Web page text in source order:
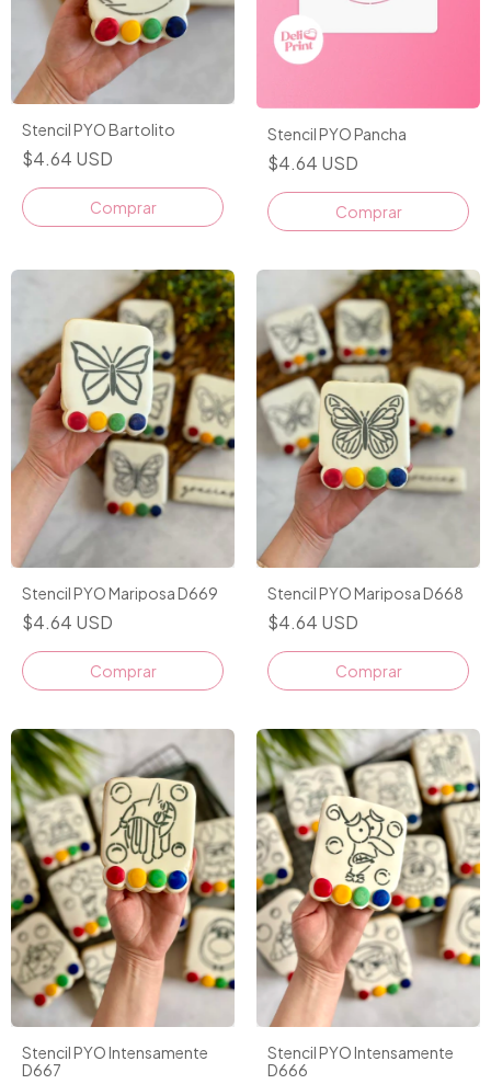
Stencil PYO Bartolito
$4.64 USD
Comprar
Stencil PYO Pancha
$4.64 USD
Comprar
Stencil PYO Mariposa D669
$4.64 USD
Comprar
Stencil PYO Mariposa D668
$4.64 USD
Comprar
Stencil PYO Intensamente
D667
Stencil PYO Intensamente
D666